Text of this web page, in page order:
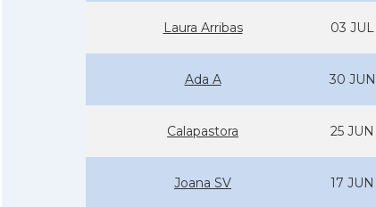
Laura Arribas 03
Ada A 30
Calapastora 25
Joana SV 17